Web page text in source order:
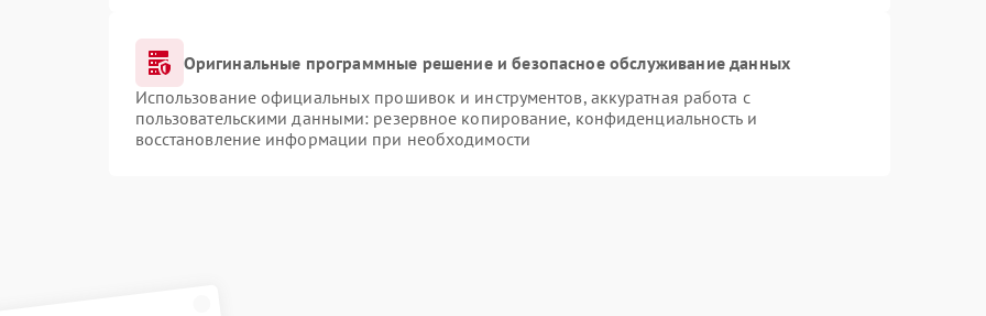
Оригинальные программные решение и безопасное обслуживание данных
Использование официальных прошивок и инструментов, аккуратная работа с
пользовательскими данными: резервное копирование, конфиденциальность и
восстановление информации при необходимости